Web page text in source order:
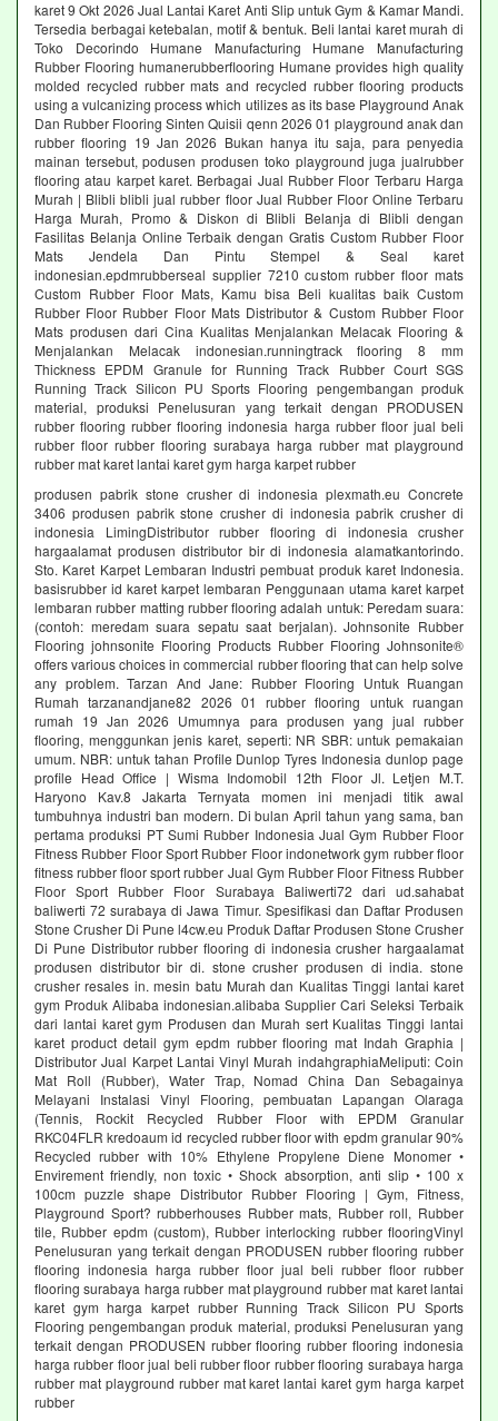
karet 9 Okt 2026 Jual Lantai Karet Anti Slip untuk Gym & Kamar Mandi.
Tersedia berbagai ketebalan, motif & bentuk. Beli lantai karet murah di
Toko Decorindo Humane Manufacturing Humane Manufacturing
Rubber Flooring humanerubberflooring Humane provides high quality
molded recycled rubber mats and recycled rubber flooring products
using a vulcanizing process which utilizes as its base Playground Anak
Dan Rubber Flooring Sinten Quisii qenn 2026 01 playground anak dan
rubber flooring 19 Jan 2026 Bukan hanya itu saja, para penyedia
mainan tersebut, podusen produsen toko playground juga jualrubber
flooring atau karpet karet. Berbagai Jual Rubber Floor Terbaru Harga
Murah | Blibli blibli jual rubber floor Jual Rubber Floor Online Terbaru
Harga Murah, Promo & Diskon di Blibli Belanja di Blibli dengan
Fasilitas Belanja Online Terbaik dengan Gratis Custom Rubber Floor
Mats Jendela Dan Pintu Stempel & Seal karet
indonesian.epdmrubberseal supplier 7210 custom rubber floor mats
Custom Rubber Floor Mats, Kamu bisa Beli kualitas baik Custom
Rubber Floor Rubber Floor Mats Distributor & Custom Rubber Floor
Mats produsen dari Cina Kualitas Menjalankan Melacak Flooring &
Menjalankan Melacak indonesian.runningtrack flooring 8 mm
Thickness EPDM Granule for Running Track Rubber Court SGS
Running Track Silicon PU Sports Flooring pengembangan produk
material, produksi Penelusuran yang terkait dengan PRODUSEN
rubber flooring rubber flooring indonesia harga rubber floor jual beli
rubber floor rubber flooring surabaya harga rubber mat playground
rubber mat karet lantai karet gym harga karpet rubber
produsen pabrik stone crusher di indonesia plexmath.eu Concrete
3406 produsen pabrik stone crusher di indonesia pabrik crusher di
indonesia LimingDistributor rubber flooring di indonesia crusher
hargaalamat produsen distributor bir di indonesia alamatkantorindo.
Sto. Karet Karpet Lembaran Industri pembuat produk karet Indonesia.
basisrubber id karet karpet lembaran Penggunaan utama karet karpet
lembaran rubber matting rubber flooring adalah untuk: Peredam suara:
(contoh: meredam suara sepatu saat berjalan). Johnsonite Rubber
Flooring johnsonite Flooring Products Rubber Flooring Johnsonite®
offers various choices in commercial rubber flooring that can help solve
any problem. Tarzan And Jane: Rubber Flooring Untuk Ruangan
Rumah tarzanandjane82 2026 01 rubber flooring untuk ruangan
rumah 19 Jan 2026 Umumnya para produsen yang jual rubber
flooring, menggunkan jenis karet, seperti: NR SBR: untuk pemakaian
umum. NBR: untuk tahan Profile Dunlop Tyres Indonesia dunlop page
profile Head Office | Wisma Indomobil 12th Floor Jl. Letjen M.T.
Haryono Kav.8 Jakarta Ternyata momen ini menjadi titik awal
tumbuhnya industri ban modern. Di bulan April tahun yang sama, ban
pertama produksi PT Sumi Rubber Indonesia Jual Gym Rubber Floor
Fitness Rubber Floor Sport Rubber Floor indonetwork gym rubber floor
fitness rubber floor sport rubber Jual Gym Rubber Floor Fitness Rubber
Floor Sport Rubber Floor Surabaya Baliwerti72 dari ud.sahabat
baliwerti 72 surabaya di Jawa Timur. Spesifikasi dan Daftar Produsen
Stone Crusher Di Pune l4cw.eu Produk Daftar Produsen Stone Crusher
Di Pune Distributor rubber flooring di indonesia crusher hargaalamat
produsen distributor bir di. stone crusher produsen di india. stone
crusher resales in. mesin batu Murah dan Kualitas Tinggi lantai karet
gym Produk Alibaba indonesian.alibaba Supplier Cari Seleksi Terbaik
dari lantai karet gym Produsen dan Murah sert Kualitas Tinggi lantai
karet product detail gym epdm rubber flooring mat Indah Graphia |
Distributor Jual Karpet Lantai Vinyl Murah indahgraphiaMeliputi: Coin
Mat Roll (Rubber), Water Trap, Nomad China Dan Sebagainya
Melayani Instalasi Vinyl Flooring, pembuatan Lapangan Olaraga
(Tennis, Rockit Recycled Rubber Floor with EPDM Granular
RKC04FLR kredoaum id recycled rubber floor with epdm granular 90%
Recycled rubber with 10% Ethylene Propylene Diene Monomer •
Envirement friendly, non toxic • Shock absorption, anti slip • 100 x
100cm puzzle shape Distributor Rubber Flooring | Gym, Fitness,
Playground Sport? rubberhouses Rubber mats, Rubber roll, Rubber
tile, Rubber epdm (custom), Rubber interlocking rubber flooringVinyl
Penelusuran yang terkait dengan PRODUSEN rubber flooring rubber
flooring indonesia harga rubber floor jual beli rubber floor rubber
flooring surabaya harga rubber mat playground rubber mat karet lantai
karet gym harga karpet rubber Running Track Silicon PU Sports
Flooring pengembangan produk material, produksi Penelusuran yang
terkait dengan PRODUSEN rubber flooring rubber flooring indonesia
harga rubber floor jual beli rubber floor rubber flooring surabaya harga
rubber mat playground rubber mat karet lantai karet gym harga karpet
rubber